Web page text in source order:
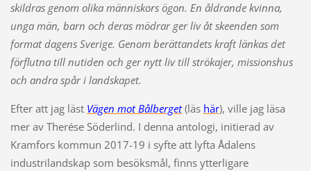
skildras genom olika människors ögon. En åldrande kvinna,
unga män, barn och deras mödrar ger liv åt skeenden som
format dagens Sverige. Genom berättandets kraft länkas det
förflutna till nutiden och ger nytt liv till strökajer, missionshus
och andra spår i landskapet.
Efter att jag läst Vägen mot Bålberget(läs här), ville jag läsa
mer av Therése Söderlind. I denna antologi, initierad av
Kramfors kommun 2017-19 i syfte att lyfta Ådalens
industrilandskap som besöksmål, finns ytterligare